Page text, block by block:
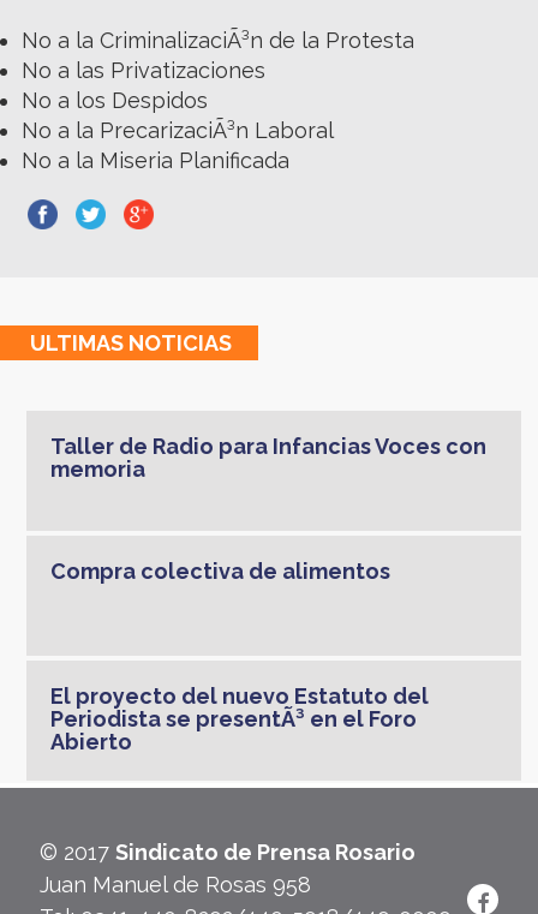
No a la CriminalizaciÃ³n de la Protesta
No a las Privatizaciones
No a los Despidos
No a la PrecarizaciÃ³n Laboral
No a la Miseria Planificada
ULTIMAS NOTICIAS
Taller de Radio para Infancias Voces con
memoria
Compra colectiva de alimentos
El proyecto del nuevo Estatuto del
Periodista se presentÃ³ en el Foro
Abierto
© 2017 Sindicato de Prensa Rosario
Juan Manuel de Rosas 958